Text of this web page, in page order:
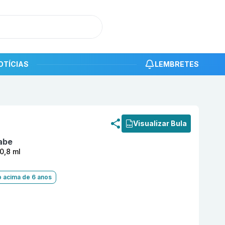
LEMBRETES
Visualizar Bula
ml
de 6 anos